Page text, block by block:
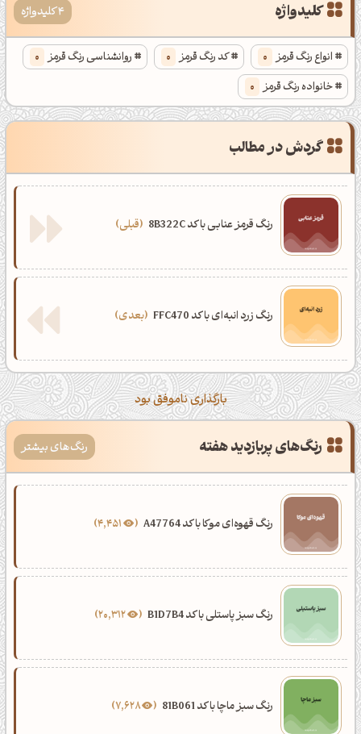
کلیدواژه 4 کلیدواژه
انواع رنگ قرمز 0 کد رنگ قرمز 0 روانشناسی رنگ قرمز 0
خانواده رنگ قرمز 0
گردش در مطالب
رنگ قرمز عنابی با کد 8B322C قبلی
رنگ زرد انبه‌ای با کد FFC470 بعدی
بارگذاری ناموفق بود
رنگ‌های پربازدید هفته رنگ‌های بیشتر
رنگ قهوه‌ای موکا با کد A47764
رنگ سبز پاستلی با کد B1D7B4 20,312
رنگ سبز ماچا با کد 81B061 7,628